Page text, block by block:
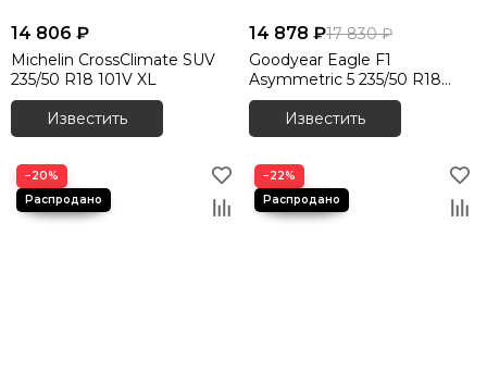
14 806 ₽
Michelin CrossClimate SUV
235/50 R18 101V XL
Известить
14 878 ₽17 830 ₽
Goodyear Eagle F1
Asymmetric 5 235/50 R18
101Y XL
Известить
−20% −22%